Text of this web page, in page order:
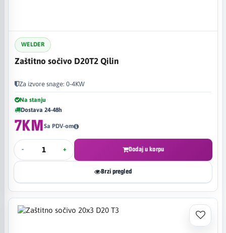
WELDER
Zaštitno sočivo D20T2 Qilin
Za izvore snage: 0-4KW
Na stanju
Dostava 24-48h
7KMSa PDV-om
- + Dodaj u korpu
Brzi pregled